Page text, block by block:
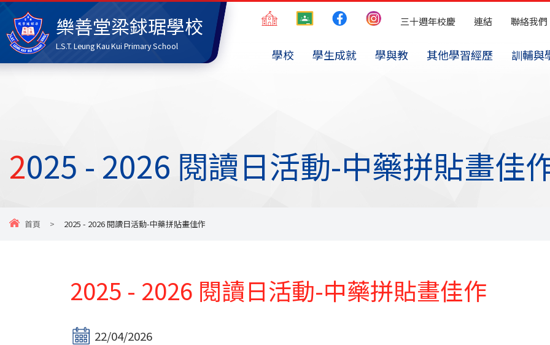
樂善堂梁銶琚學校
L.S.T. Leung Kau Kui Primary School
三十週年校慶 連結 聯絡我們
學校 學生成就 學與教 其他學習經歷 訓輔與
2025 - 2026 閱讀日活動-中藥拼貼畫佳
首頁 > 2025 - 2026 閱讀日活動-中藥拼貼畫佳作
2025 - 2026 閱讀日活動-中藥拼貼畫佳作
22/04/2026